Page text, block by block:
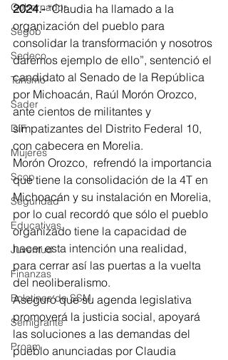
Gobernador
Segob
Sedeco
Turismo
Sader
DIF
Mujeres
Scop
Seguridad
Educativas
Juventud
Finanzas
Boletines de SSM
Semigrante
Proam
2024.- “Claudia ha llamado a la
organización del pueblo para
consolidar la transformación y nosotros
daremos ejemplo de ello”, sentenció el
candidato al Senado de la República
por Michoacán, Raúl Morón Orozco,
ante cientos de militantes y
simpatizantes del Distrito Federal 10,
con cabecera en Morelia.
Morón Orozco,  refrendó la importancia
que tiene la consolidación de la 4T en
Michoacán y su instalación en Morelia,
por lo cual recordó que sólo el pueblo
organizado tiene la capacidad de
hacer esta intención una realidad,
para cerrar así las puertas a la vuelta
del neoliberalismo.
Aseguró que su agenda legislativa
promoverá la justicia social, apoyará
las soluciones a las demandas del
pueblo anunciadas por Claudia